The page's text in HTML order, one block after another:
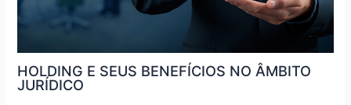
HOLDING E SEUS BENEFÍCIOS NO ÂMBITO
JURÍDICO